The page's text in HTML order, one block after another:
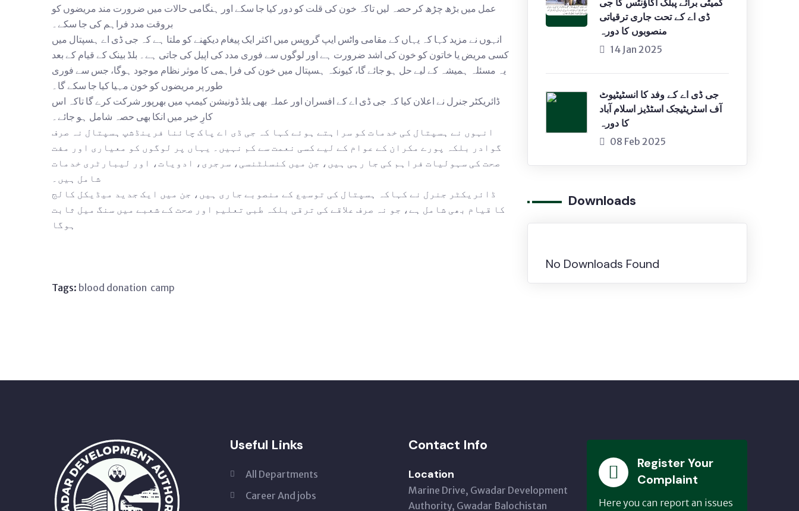
عمل میں بڑھ چڑھ کر حصہ لیں تاکہ خون کی قلت کو دور کیا جا سکے اور ہنگامی حالات میں ضرورت مند مریضوں کو
بروقت مدد فراہم کی جا سکے۔
انہوں نے مزید کہا کہ یہاں کے مقامی واٹس ایپ گروپس میں اکثر ایک پیغام دیکھنے کو ملتا ہے کہ جی ڈی اے ہسپتال میں
کسی مریض یا خاتون کو خون کی اشد ضرورت ہے اور لوگوں سے فوری مدد کی اپیل کی جاتی ہے۔ بلڈ بینک کے قیام کے بعد
یہ مسئلہ ہمیشہ کے لیے حل ہو جائے گا، کیونکہ ہسپتال میں خون کی فراہمی کا موثر نظام موجود ہوگا، جس سے فوری
طور پر مریضوں کو خون مہیا کیا جا سکے گا۔
ڈائریکٹر جنرل نے اعلان کیا کہ جی ڈی اے کے افسران اور عملہ بھی بلڈ ڈونیشن کیمپ میں بھرپور شرکت کرے گا تاکہ اس
کارِ خیر میں انکا بھی حصہ شامل ہو جائے۔
انہوں نے ہسپتال کی خدمات کو سراہتے ہوئے کہا کہ جی ڈی اے پاک چائنا فرینڈشپ ہسپتال نہ صرف
گوادر بلکہ پورے مکران کے عوام کے لیے کسی نعمت سے کم نہیں۔ یہاں پر لوگوں کو معیاری اور مفت
صحت کی سہولیات فراہم کی جا رہی ہیں، جن میں کنسلٹنسی، سرجری، ادویات، اور لیبارٹری خدمات
شامل ہیں۔
ڈائریکٹر جنرل نے کہاکہ ہسپتال کی توسیع کے منصوبے جاری ہیں، جن میں ایک جدید میڈیکل کالج
کا قیام بھی شامل ہے، جو نہ صرف علاقے کی ترقی بلکہ طبی تعلیم اور صحت کے شعبے میں سنگ میل ثابت
ہوگا
Tags: blood donation camp
کمیٹی برائے پبلک اکاؤنٹس کا جی
ڈی اے کے تحت جاری ترقیاتی
منصوبوں کا دورہ
14 Jan 2025
جی ڈی اے کے وفد کا انسٹیٹیوٹ
آف اسٹریٹیجک اسٹڈیز اسلام آباد
کا دورہ
08 Feb 2025
Downloads
No Downloads Found
Useful Links
All Departments
Career And jobs
Contact Info
Location
Marine Drive, Gwadar Development
Authority, Gwadar Balochistan
Register Your
Complaint
Here you can report an issues